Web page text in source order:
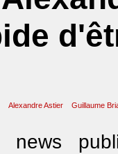
Alexandre Astier Guillaume
news